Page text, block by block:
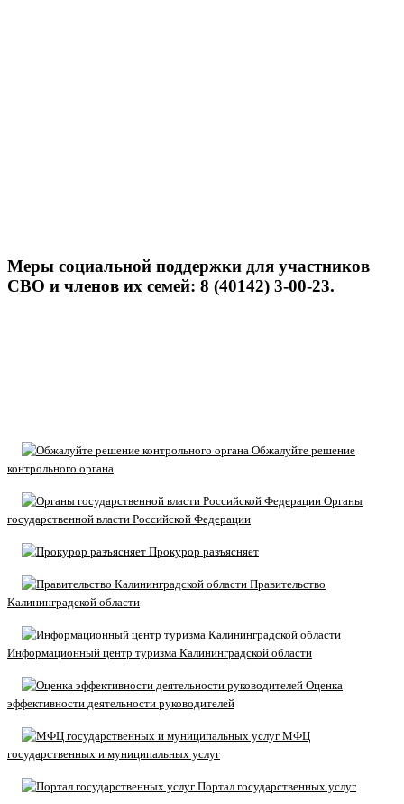
Меры социальной поддержки для участников
СВО и членов их семей: 8 (40142) 3-00-23.
Обжалуйте решение
контрольного органа
Органы
государственной власти Российской Федерации
Прокурор разъясняет
Правительство
Калининградской области
Информационный центр туризма Калининградской области
Оценка
эффективности деятельности руководителей
МФЦ
государственных и муниципальных услуг
Портал государственных услуг